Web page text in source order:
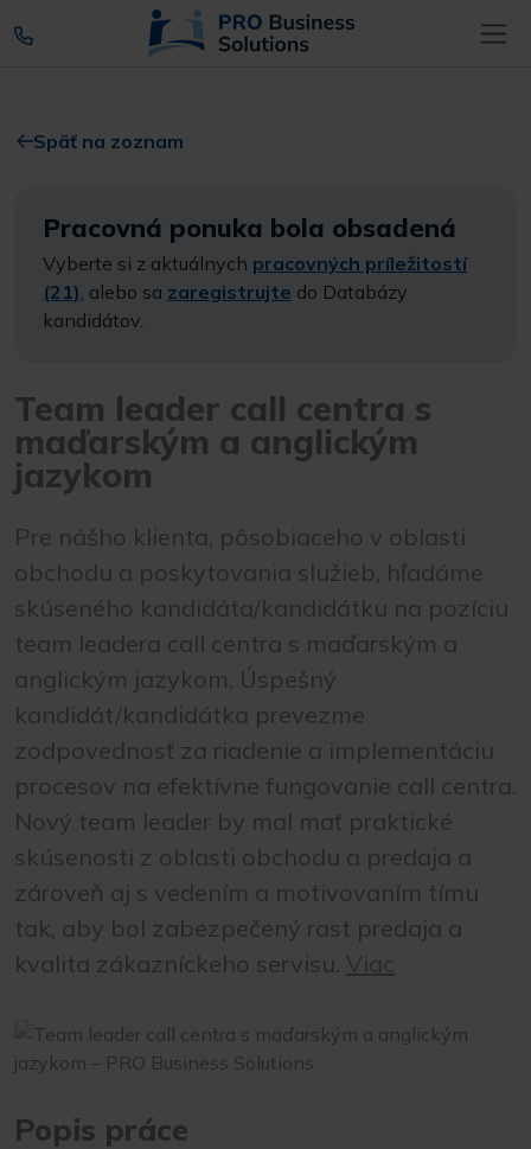
Späť na zoznam
Pracovná ponuka bola obsadená
Vyberte si z aktuálnych pracovných príležitostí
(21), alebo sa zaregistrujte do Databázy
kandidátov.
Team leader call centra s
maďarským a anglickým
jazykom
Pre nášho klienta, pôsobiaceho v oblasti
obchodu a poskytovania služieb, hľadáme
skúseného kandidáta/kandidátku na pozíciu
team leadera call centra s maďarským a
anglickým jazykom. Úspešný
kandidát/kandidátka prevezme
zodpovednosť za riadenie a implementáciu
procesov na efektívne fungovanie call centra.
Nový team leader by mal mať praktické
skúsenosti z oblasti obchodu a predaja a
zároveň aj s vedením a motivovaním tímu
tak, aby bol zabezpečený rast predaja a
kvalita zákazníckeho servisu. Viac
Popis práce